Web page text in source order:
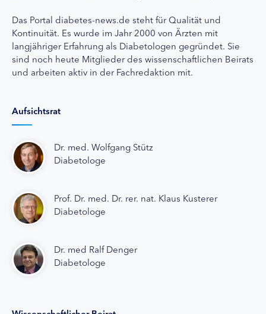
Das Portal diabetes-news.de steht für Qualität und
Kontinuität. Es wurde im Jahr 2000 von Ärzten mit
langjähriger Erfahrung als Diabetologen gegründet. Sie
sind noch heute Mitglieder des wissenschaftlichen Beirats
und arbeiten aktiv in der Fachredaktion mit.
Aufsichtsrat
Dr. med. Wolfgang Stütz
Diabetologe
Prof. Dr. med. Dr. rer. nat. Klaus Kusterer
Diabetologe
Dr. med Ralf Denger
Diabetologe